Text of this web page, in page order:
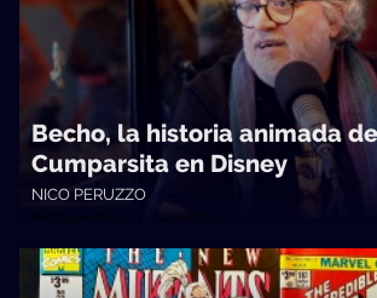
Becho, la historia animada
Cumparsita en Disney
NICO PERUZZO
No Toquen Nada • 13/08/2024